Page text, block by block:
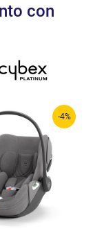
con
-4%